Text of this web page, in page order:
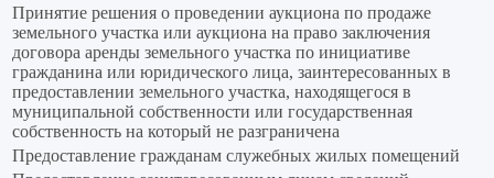
Принятие решения о проведении аукциона по продаже
земельного участка или аукциона на право заключения
договора аренды земельного участка по инициативе
гражданина или юридического лица, заинтересованных в
предоставлении земельного участка, находящегося в
муниципальной собственности или государственная
собственность на который не разграничена
Предоставление гражданам служебных жилых помещений